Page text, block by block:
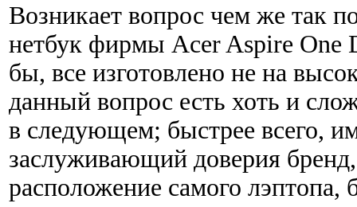
Возникает вопрос чем же так
нетбук фирмы Acer Aspire One
бы, все изготовлено не на
данный вопрос есть хоть и
в следующем; быстрее всего,
заслуживающий доверия
расположение самого лэптопа,